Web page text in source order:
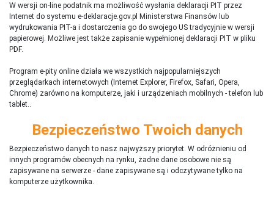
W wersji on-line podatnik ma możliwość wysłania deklaracji PIT przez
Internet do systemu e-deklaracje.gov.pl Ministerstwa Finansów lub
wydrukowania PIT-a i dostarczenia go do swojego US tradycyjnie w wersji
papierowej. Możliwe jest także zapisanie wypełnionej deklaracji PIT w pliku
PDF.
Program e-pity online działa we wszystkich najpopularniejszych
przeglądarkach internetowych (Internet Explorer, Firefox, Safari, Opera,
Chrome) zarówno na komputerze, jaki i urządzeniach mobilnych - telefon lub
tablet..
Bezpieczeństwo Twoich danych
Bezpieczeństwo danych to nasz najwyższy priorytet. W odróżnieniu od
innych programów obecnych na rynku, żadne dane osobowe nie są
zapisywane na serwerze - dane zapisywane są i odczytywane tylko na
komputerze użytkownika.